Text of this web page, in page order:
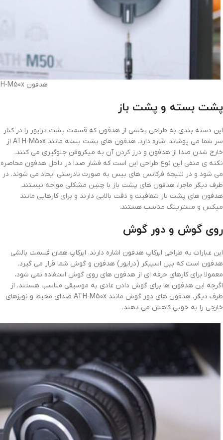
هدفون Audio-Technica ATH-M50x
پشت بسته و پشت باز
این دسته بندی به طراحی بخشی از هدفون که قسمت پشت درایور را در کنار
سر شما می پوشاند اشاره دارد. هدفون های پشت بسته مانند ATH-M50x از
خارج شدن صدا از هدفون و درز کردن آن به میکروفن جلوگیری می کنند.
نکته ی منفی این نوع طراحی این است که فشار صدا در داخل هدفون محاصره
می شود و در نتیجه فرکانس های بیس به صورت نادرستی ایجاد می شوند. در
طرف دیگر ماجرا، هدفون های پشت باز با چنین مشکلی مواجه نیستند.
هدفون های پشت باز شفافیت و دقت بالایی دارند و برای کارهایی مانند
میکس و مسترینگ مناسب هستند.
روی گوش و دور گوش
این عبارات به طراحی ایرکاپ هدفون اشاره دارند. ایرکاپ همان قسمت بالشی
هدفون است که بین اسپیکر (درایور) هدفون و گوش شما قرار می گیرد.
معمولا برای کارهای حرفه ای از هدفون های روی گوش استفاده نمی شود،
اگرچه این هدفون ها برای گوش دادن عادی به موسیقی مناسب هستند. از
طرف دیگر، هدفون های دور گوش مانند ATH-M50x صدای محیط و نویزهای
خارجی را به خوبی کاهش می دهند.